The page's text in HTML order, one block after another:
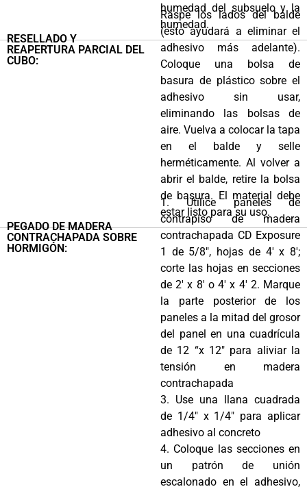
humedad del subsuelo y la
humedad.
RESELLADO Y
REAPERTURA PARCIAL DEL
CUBO:
Raspe los lados del balde
(esto ayudará a eliminar el
adhesivo más adelante).
Coloque una bolsa de
basura de plástico sobre el
adhesivo sin usar,
eliminando las bolsas de
aire. Vuelva a colocar la tapa
en el balde y selle
herméticamente. Al volver a
abrir el balde, retire la bolsa
de basura. El material debe
estar listo para su uso.
PEGADO DE MADERA
CONTRACHAPADA SOBRE
HORMIGÓN:
1. Utilice paneles de
contrapiso de madera
contrachapada CD Exposure
1 de 5/8″, hojas de 4′ x 8′;
corte las hojas en secciones
de 2′ x 8′ o 4′ x 4′ 2. Marque
la parte posterior de los
paneles a la mitad del grosor
del panel en una cuadrícula
de 12 “x 12″ para aliviar la
tensión en madera
contrachapada
3. Use una llana cuadrada
de 1/4″ x 1/4″ para aplicar
adhesivo al concreto
4. Coloque las secciones en
un patrón de unión
escalonado en el adhesivo,